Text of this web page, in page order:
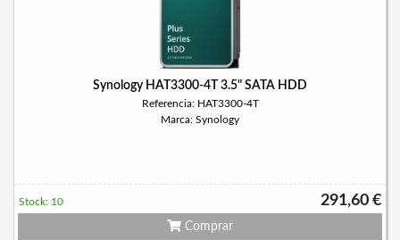
Synology HAT3300-4T 3.5" SATA HDD
Referencia: HAT3300-4T
Marca: Synology
291,60 €
Stock: 10
Comprar